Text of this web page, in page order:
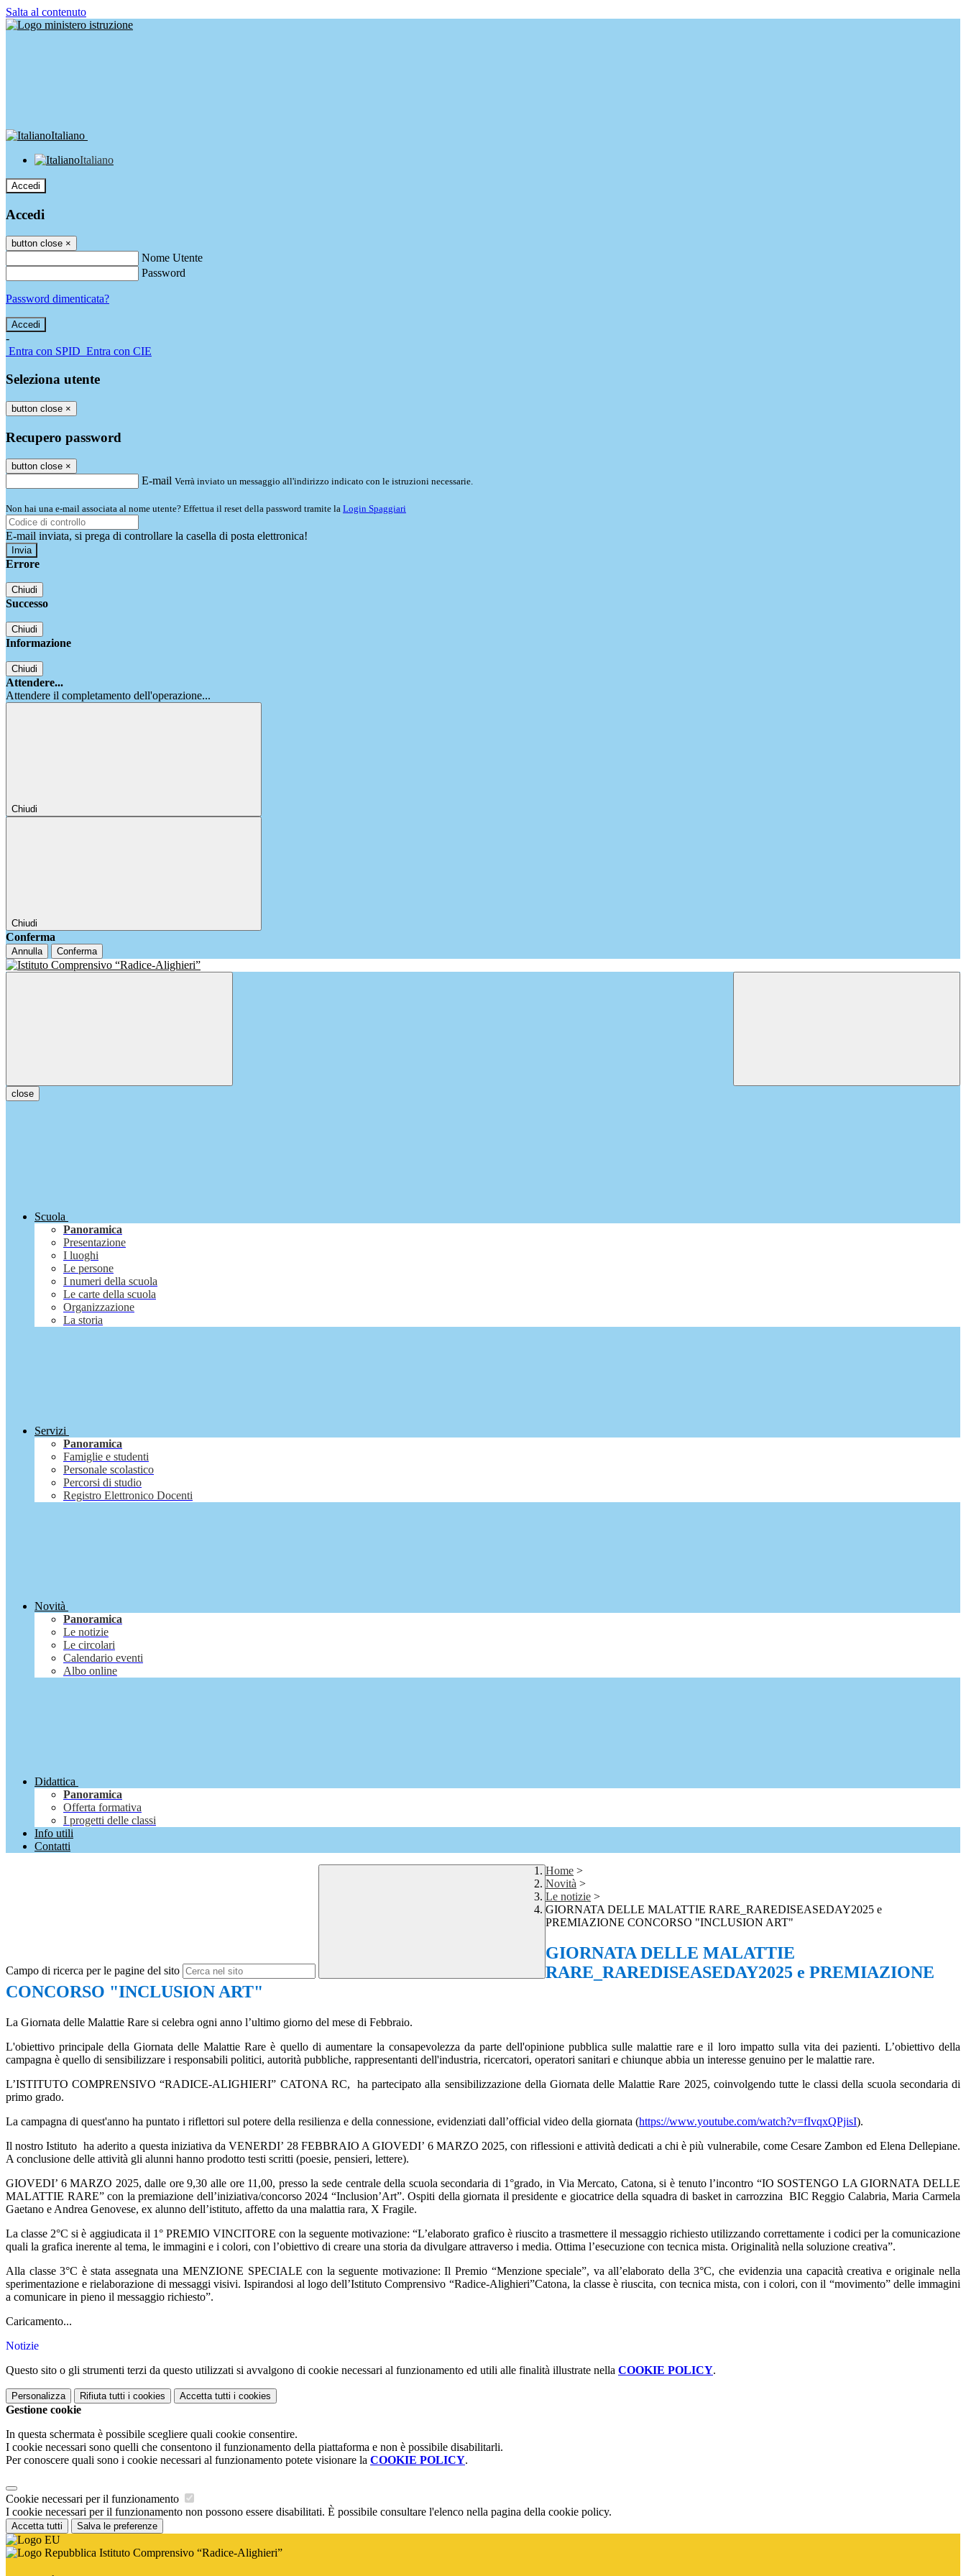
Salta al contenuto
Italiano
Italiano
Accedi
Accedi
button close ×
Nome Utente
Password
Password dimenticata?
-
Entra con SPID Entra con CIE
Seleziona utente
button close ×
Recupero password
button close ×
E-mail Verrà inviato un messaggio all'indirizzo indicato con le istruzioni necessarie.
Non hai una e-mail associata al nome utente? Effettua il reset della password tramite la Login Spaggiari
E-mail inviata, si prega di controllare la casella di posta elettronica!
Errore
Chiudi
Successo
Chiudi
Informazione
Chiudi
Attendere...
Attendere il completamento dell'operazione...
Chiudi
Chiudi
Conferma
Annulla Conferma
close
Scuola
Panoramica
Presentazione
I luoghi
Le persone
I numeri della scuola
Le carte della scuola
Organizzazione
La storia
Servizi
Panoramica
Famiglie e studenti
Personale scolastico
Percorsi di studio
Registro Elettronico Docenti
Novità
Panoramica
Le notizie
Le circolari
Calendario eventi
Albo online
Didattica
Panoramica
Offerta formativa
I progetti delle classi
Info utili
Contatti
Campo di ricerca per le pagine del sito
Home >
Novità >
Le notizie >
GIORNATA DELLE MALATTIE RARE_RAREDISEASEDAY2025 e
PREMIAZIONE CONCORSO "INCLUSION ART"
GIORNATA DELLE MALATTIE
RARE_RAREDISEASEDAY2025 e PREMIAZIONE
CONCORSO "INCLUSION ART"
La Giornata delle Malattie Rare si celebra ogni anno l’ultimo giorno del mese di Febbraio.
L'obiettivo principale della Giornata delle Malattie Rare è quello di aumentare la consapevolezza da parte dell'opinione pubblica sulle malattie rare e il loro impatto sulla vita dei pazienti. L’obiettivo della
campagna è quello di sensibilizzare i responsabili politici, autorità pubbliche, rappresentanti dell'industria, ricercatori, operatori sanitari e chiunque abbia un interesse genuino per le malattie rare.
L’ISTITUTO COMPRENSIVO “RADICE-ALIGHIERI” CATONA RC, ha partecipato alla sensibilizzazione della Giornata delle Malattie Rare 2025, coinvolgendo tutte le classi della scuola secondaria di
primo grado.
La campagna di quest'anno ha puntato i riflettori sul potere della resilienza e della connessione, evidenziati dall’official video della giornata (https://www.youtube.com/watch?v=fIvqxQPjisI).
Il nostro Istituto ha aderito a questa iniziativa daVENERDI’ 28 FEBBRAIO A GIOVEDI’ 6 MARZO 2025, con riflessioni e attività dedicati a chi è più vulnerabile, come Cesare Zambon ed Elena Dellepiane.
A conclusione delle attività gli alunni hanno prodotto testi scritti (poesie, pensieri, lettere).
GIOVEDI’ 6 MARZO 2025,dalle ore 9,30 alle ore 11,00, presso la sede centrale della scuola secondaria di 1°grado, in Via Mercato, Catona,si è tenuto l’incontro “IO SOSTENGO LA GIORNATA DELLE
MALATTIE RARE”con la premiazione dell’iniziativa/concorso 2024 “Inclusion’Art”. Ospiti della giornata il presidente e giocatrice della squadra di basket in carrozzina BIC Reggio Calabria, Maria Carmela
Gaetano e Andrea Genovese, ex alunno dell’istituto, affetto da una malattia rara, X Fragile.
La classe 2°C si è aggiudicata il 1° PREMIO VINCITORE con la seguente motivazione: “L’elaborato grafico è riuscito a trasmettere il messaggio richiesto utilizzando correttamente i codici per la comunicazione
quali la grafica inerente al tema, le immagini e i colori, con l’obiettivo di creare una storia da divulgare attraverso i media. Ottima l’esecuzione con tecnica mista. Originalità nella soluzione creativa”.
Alla classe 3°C è stata assegnata una MENZIONE SPECIALEcon la seguente motivazione: Il Premio “Menzione speciale”, va all’elaborato della 3°C, che evidenzia una capacità creativa e originale nella
sperimentazione e rielaborazione di messaggi visivi. Ispirandosi al logo dell’Istituto Comprensivo “Radice-Alighieri”Catona, la classe è riuscita, con tecnica mista, con i colori, con il “movimento” delle immagini
a comunicare in pieno il messaggio richiesto”.
Caricamento...
Notizie
Questo sito o gli strumenti terzi da questo utilizzati si avvalgono di cookie necessari al funzionamento ed utili alle finalità illustrate nella COOKIE POLICY.
Personalizza Rifiuta tutti i cookies Accetta tutti i cookies
Gestione cookie
In questa schermata è possibile scegliere quali cookie consentire.
I cookie necessari sono quelli che consentono il funzionamento della piattaforma e non è possibile disabilitarli.
Per conoscere quali sono i cookie necessari al funzionamento potete visionare la COOKIE POLICY.
Cookie necessari per il funzionamento
I cookie necessari per il funzionamento non possono essere disabilitati. È possibile consultare l'elenco nella pagina della cookie policy.
Accetta tutti Salva le preferenze
Istituto Comprensivo “Radice-Alighieri”